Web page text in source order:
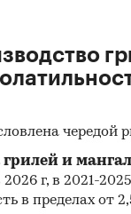
чередой
и
г, в 2021-
в пределах от